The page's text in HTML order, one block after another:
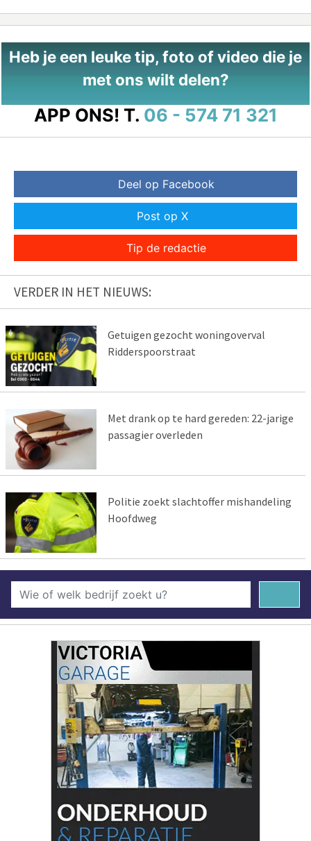
Heb je een leuke tip, foto of video die je
met ons wilt delen?
APP ONS! T. 06 - 574 71 321
Deel op Facebook
Post op X
Tip de redactie
VERDER IN HET NIEUWS:
Getuigen gezocht woningoverval
Ridderspoorstraat
Met drank op te hard gereden: 22-jarige
passagier overleden
Politie zoekt slachtoffer mishandeling
Hoofdweg